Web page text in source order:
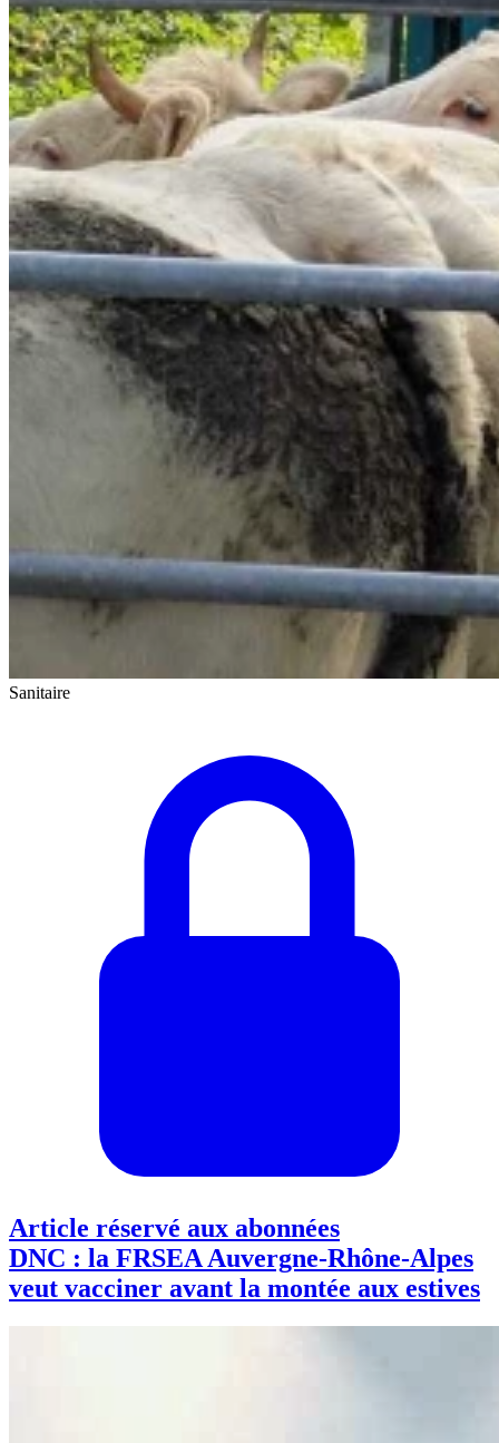
Sanitaire
Article réservé aux abonnées
DNC : la FRSEA Auvergne-Rhône-Alpes
veut vacciner avant la montée aux estives